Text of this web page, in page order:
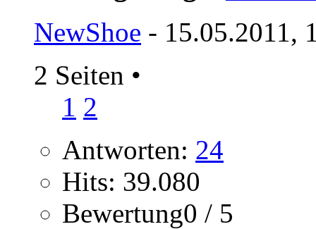
NewShoe - 15.05.2011,
2 Seiten •
1 2
Antworten: 24
Hits: 39.080
Bewertung0 / 5